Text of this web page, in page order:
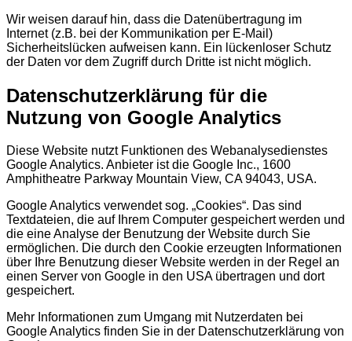
Wir weisen darauf hin, dass die Datenübertragung im
Internet (z.B. bei der Kommunikation per E-Mail)
Sicherheitslücken aufweisen kann. Ein lückenloser Schutz
der Daten vor dem Zugriff durch Dritte ist nicht möglich.
Datenschutzerklärung für die
Nutzung von Google Analytics
Diese Website nutzt Funktionen des Webanalysedienstes
Google Analytics. Anbieter ist die Google Inc., 1600
Amphitheatre Parkway Mountain View, CA 94043, USA.
Google Analytics verwendet sog. „Cookies“. Das sind
Textdateien, die auf Ihrem Computer gespeichert werden und
die eine Analyse der Benutzung der Website durch Sie
ermöglichen. Die durch den Cookie erzeugten Informationen
über Ihre Benutzung dieser Website werden in der Regel an
einen Server von Google in den USA übertragen und dort
gespeichert.
Mehr Informationen zum Umgang mit Nutzerdaten bei
Google Analytics finden Sie in der Datenschutzerklärung von